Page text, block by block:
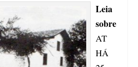
Leia
sobre
AT
HÁ